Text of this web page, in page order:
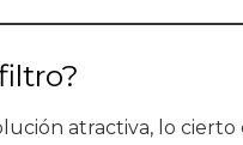
atractiva, lo cierto